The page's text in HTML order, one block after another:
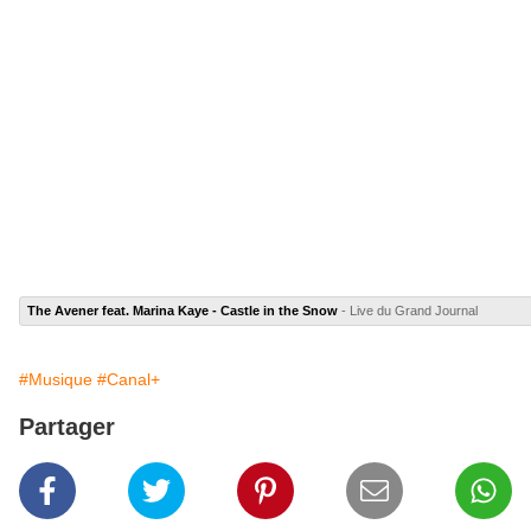
The Avener feat. Marina Kaye - Castle in the Snow - Live du Grand Journal
#Musique #Canal+
Partager